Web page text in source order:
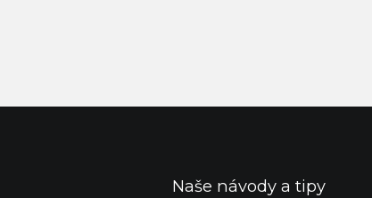
Naše návody a tipy